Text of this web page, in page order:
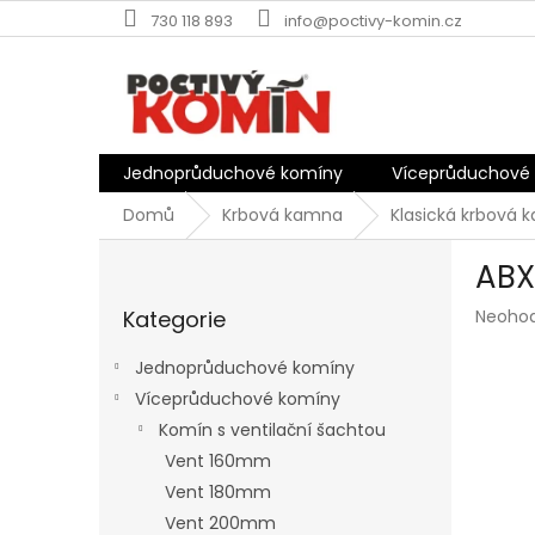
na
730 118 893 info@poctivy-komin.cz
Jednoprůduchové komíny
Domů
Krbová kamna Klasická krbová
kategorie
Kategorie
Jednoprůduchové komíny
Víceprůduchové komíny
Komín s ventilační šachtou
Vent 160mm
Vent 180mm
Vent 200mm